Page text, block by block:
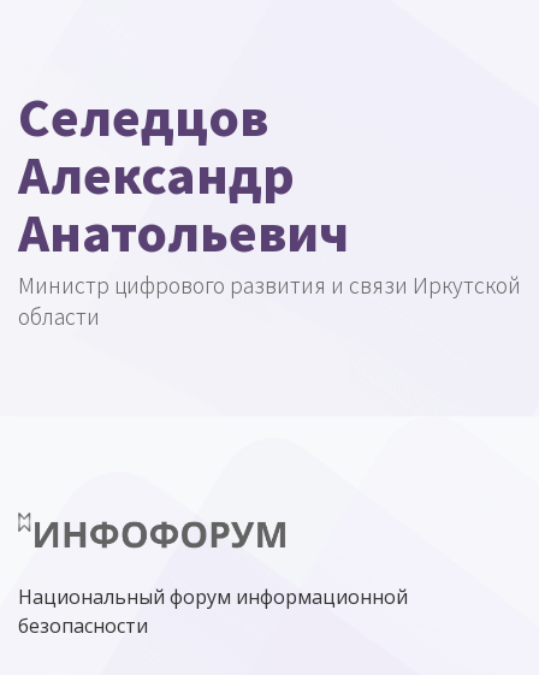
Селедцов
Александр
Анатольевич
Министр цифрового развития и связи Иркутской
области
Национальный форум информационной
безопасности